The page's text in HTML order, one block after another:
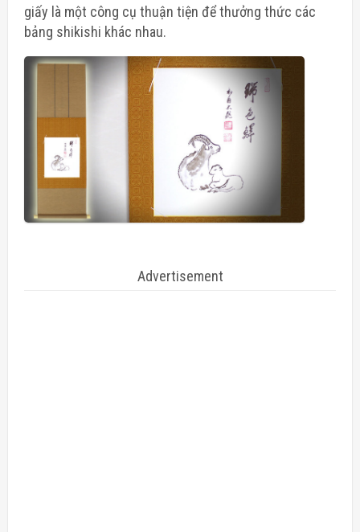
giấy là một công cụ thuận tiện để thưởng thức các
bảng shikishi khác nhau.
Advertisement